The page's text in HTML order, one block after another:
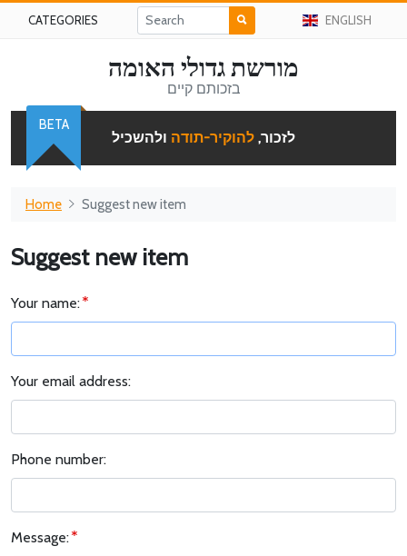
CATEGORIES ENGLISH
מורשת גדולי האומה
בזכותם קיים
לזכור, להוקיר-תודה ולהשכיל
BETA
Home Suggest new item
Suggest new item
Your name:
Your email address:
Phone number:
Message: